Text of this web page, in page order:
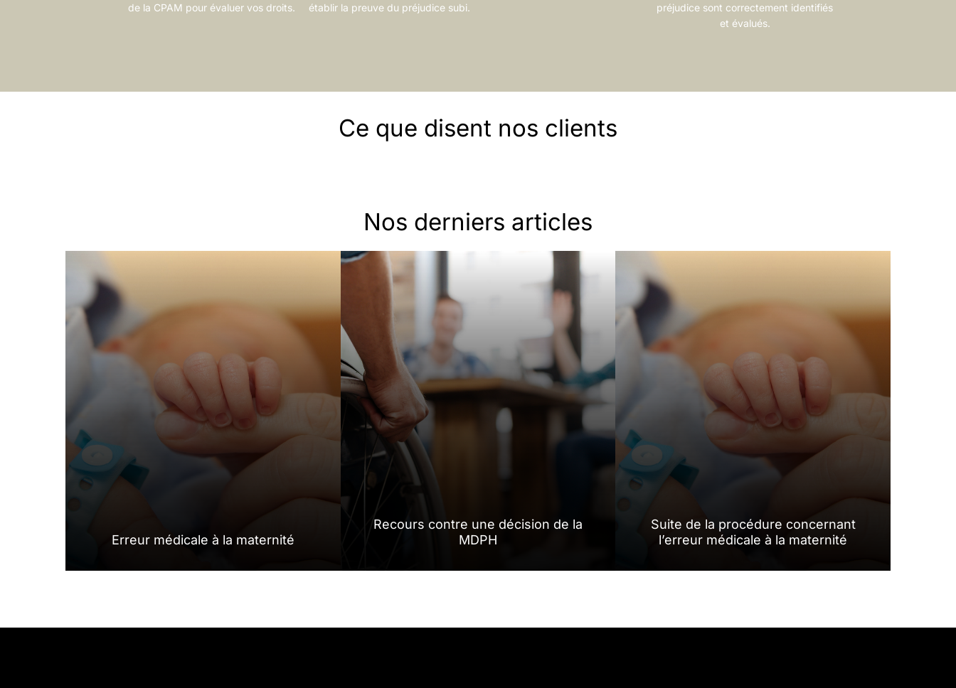
de la CPAM pour évaluer vos droits.
établir la preuve du préjudice subi.
préjudice sont correctement identifiés
et évalués.
Ce que disent nos clients
Nos derniers articles
Erreur médicale à la maternité
Recours contre une décision de la
MDPH
Suite de la procédure concernant
l’erreur médicale à la maternité